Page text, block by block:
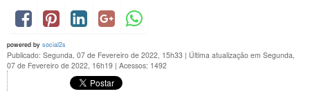
powered by social2s
Publicado: Segunda, 07 de Fevereiro de 2022, 15h33 | Última atualização em Segunda,
07 de Fevereiro de 2022, 16h19 | Acessos: 1492